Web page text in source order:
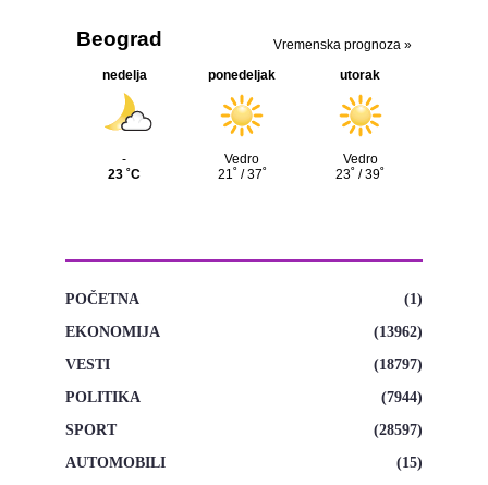
POČETNA
(1)
EKONOMIJA
(13962)
VESTI
(18797)
POLITIKA
(7944)
SPORT
(28597)
AUTOMOBILI
(15)